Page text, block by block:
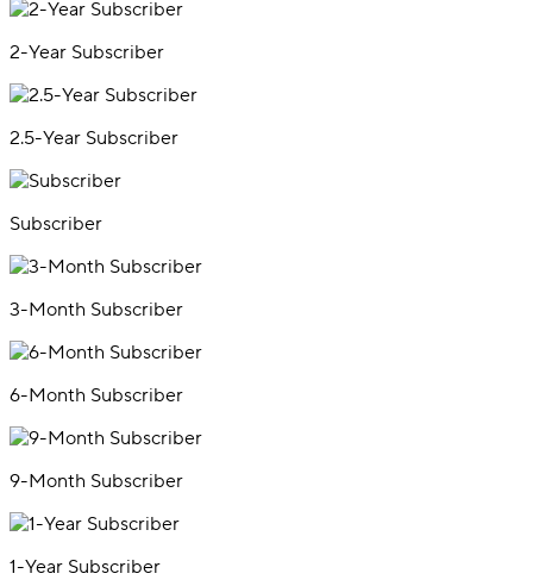
2-Year Subscriber
2.5-Year Subscriber
Subscriber
3-Month Subscriber
6-Month Subscriber
9-Month Subscriber
1-Year Subscriber